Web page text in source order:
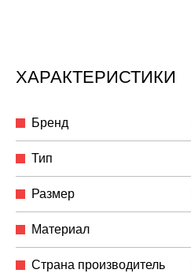
ХАРАКТЕРИСТИКИ
Бренд
Тип
Размер
Материал
Страна производитель